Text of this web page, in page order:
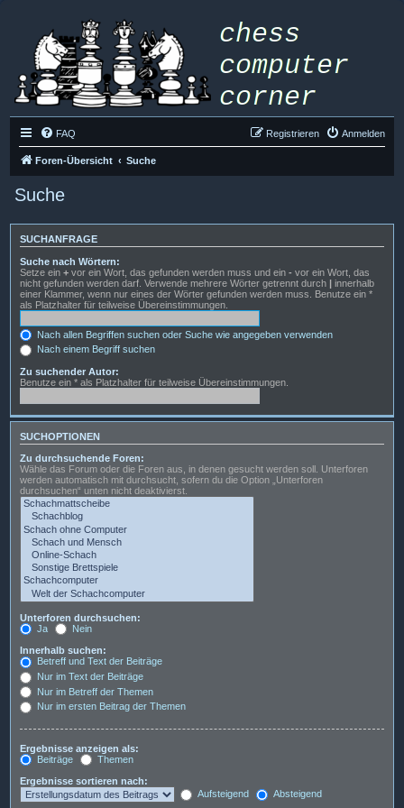
FAQ Anmelden
Registrieren
Foren-Übersicht Suche
Suche
SUCHANFRAGE
Suche nach Wörtern:
Setze ein + vor ein Wort, das gefunden werden muss und ein - vor ein Wort, das
nicht gefunden werden darf. Verwende mehrere Wörter getrennt durch | innerhalb
einer Klammer, wenn nur eines der Wörter gefunden werden muss. Benutze ein *
als Platzhalter für teilweise Übereinstimmungen.
Nach allen Begriffen suchen oder Suche wie angegeben verwenden
Nach einem Begriff suchen
Zu suchender Autor:
Benutze ein * als Platzhalter für teilweise Übereinstimmungen.
SUCHOPTIONEN
Zu durchsuchende Foren:
Wähle das Forum oder die Foren aus, in denen gesucht werden soll. Unterforen
werden automatisch mit durchsucht, sofern du die Option „Unterforen
durchsuchen“ unten nicht deaktivierst.
Unterforen durchsuchen:
Ja
Nein
Innerhalb suchen:
Betreff und Text der Beiträge
Nur im Text der Beiträge
Nur im Betreff der Themen
Nur im ersten Beitrag der Themen
Ergebnisse anzeigen als:
Beiträge
Themen
Ergebnisse sortieren nach:
Aufsteigend
Absteigend